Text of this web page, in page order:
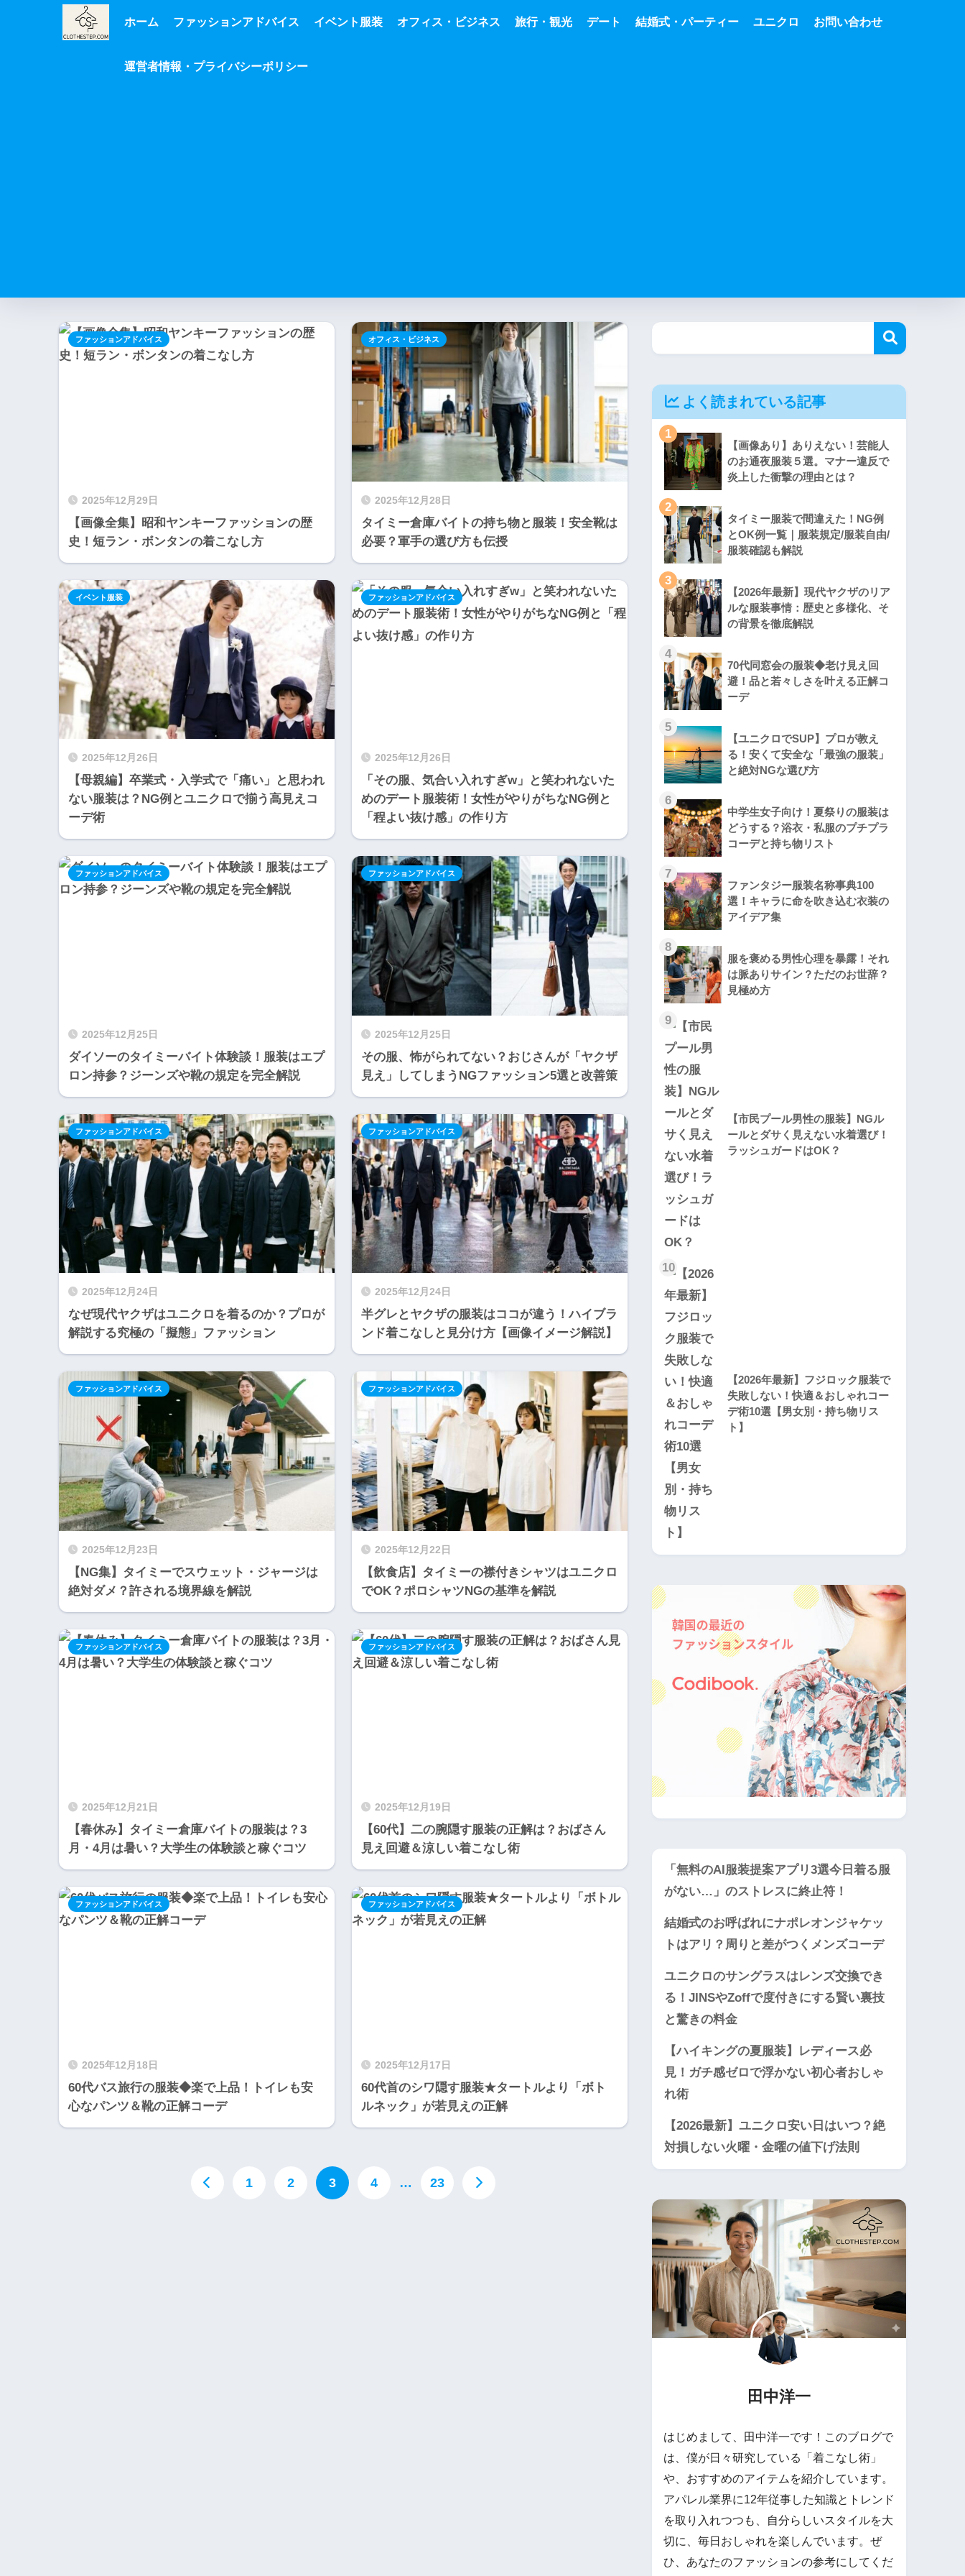
ホーム ファッションアドバイス イベント服装 オフィス・ビジネス 旅行・観光 デート 結婚式・パーティー ユニクロ お問い合わせ
運営者情報・プライバシーポリシー
2025年12月29日
【画像全集】昭和ヤンキーファッションの歴
史！短ラン・ボンタンの着こなし方
ファッションアドバイス
2025年12月28日
タイミー倉庫バイトの持ち物と服装！安全靴は
必要？軍手の選び方も伝授
オフィス・ビジネス
2025年12月26日
【母親編】卒業式・入学式で「痛い」と思われ
ない服装は？NG例とユニクロで揃う高見えコ
ーデ術
イベント服装
2025年12月26日
「その服、気合い入れすぎw」と笑われないた
めのデート服装術！女性がやりがちなNG例と
「程よい抜け感」の作り方
ファッションアドバイス
2025年12月25日
ダイソーのタイミーバイト体験談！服装はエプ
ロン持参？ジーンズや靴の規定を完全解説
ファッションアドバイス
2025年12月25日
その服、怖がられてない？おじさんが「ヤクザ
見え」してしまうNGファッション5選と改善策
ファッションアドバイス
2025年12月24日
なぜ現代ヤクザはユニクロを着るのか？プロが
解説する究極の「擬態」ファッション
ファッションアドバイス
2025年12月24日
半グレとヤクザの服装はココが違う！ハイブラ
ンド着こなしと見分け方【画像イメージ解説】
ファッションアドバイス
2025年12月23日
【NG集】タイミーでスウェット・ジャージは
絶対ダメ？許される境界線を解説
ファッションアドバイス
2025年12月22日
【飲食店】タイミーの襟付きシャツはユニクロ
でOK？ポロシャツNGの基準を解説
ファッションアドバイス
2025年12月21日
【春休み】タイミー倉庫バイトの服装は？3
月・4月は暑い？大学生の体験談と稼ぐコツ
ファッションアドバイス
2025年12月19日
【60代】二の腕隠す服装の正解は？おばさん
見え回避＆涼しい着こなし術
ファッションアドバイス
2025年12月18日
60代バス旅行の服装◆楽で上品！トイレも安
心なパンツ＆靴の正解コーデ
ファッションアドバイス
2025年12月17日
60代首のシワ隠す服装★タートルより「ボト
ルネック」が若見えの正解
ファッションアドバイス
1 2 3 4 … 23
よく読まれている記事
1
【画像あり】ありえない！芸能人
のお通夜服装５選。マナー違反で
炎上した衝撃の理由とは？
2
タイミー服装で間違えた！NG例
とOK例一覧｜服装規定/服装自由/
服装確認も解説
3
【2026年最新】現代ヤクザのリア
ルな服装事情：歴史と多様化、そ
の背景を徹底解説
4
70代同窓会の服装◆老け見え回
避！品と若々しさを叶える正解コ
ーデ
5
【ユニクロでSUP】プロが教え
る！安くて安全な「最強の服装」
と絶対NGな選び方
6
中学生女子向け！夏祭りの服装は
どうする？浴衣・私服のプチプラ
コーデと持ち物リスト
7
ファンタジー服装名称事典100
選！キャラに命を吹き込む衣装の
アイデア集
8
服を褒める男性心理を暴露！それ
は脈ありサイン？ただのお世辞？
見極め方
9
【市民プール男性の服装】NGル
ールとダサく見えない水着選び！
ラッシュガードはOK？
10
【2026年最新】フジロック服装で
失敗しない！快適＆おしゃれコー
デ術10選【男女別・持ち物リス
ト】
「無料のAI服装提案アプリ3選今日着る服
がない…」のストレスに終止符！
結婚式のお呼ばれにナポレオンジャケッ
トはアリ？周りと差がつくメンズコーデ
ユニクロのサングラスはレンズ交換でき
る！JINSやZoffで度付きにする賢い裏技
と驚きの料金
【ハイキングの夏服装】レディース必
見！ガチ感ゼロで浮かない初心者おしゃ
れ術
【2026最新】ユニクロ安い日はいつ？絶
対損しない火曜・金曜の値下げ法則
田中洋一
はじめまして、田中洋一です！このブログで
は、僕が日々研究している「着こなし術」
や、おすすめのアイテムを紹介しています。
アパレル業界に12年従事した知識とトレンド
を取り入れつつも、自分らしいスタイルを大
切に、毎日おしゃれを楽しんでいます。ぜ
ひ、あなたのファッションの参考にしてくだ